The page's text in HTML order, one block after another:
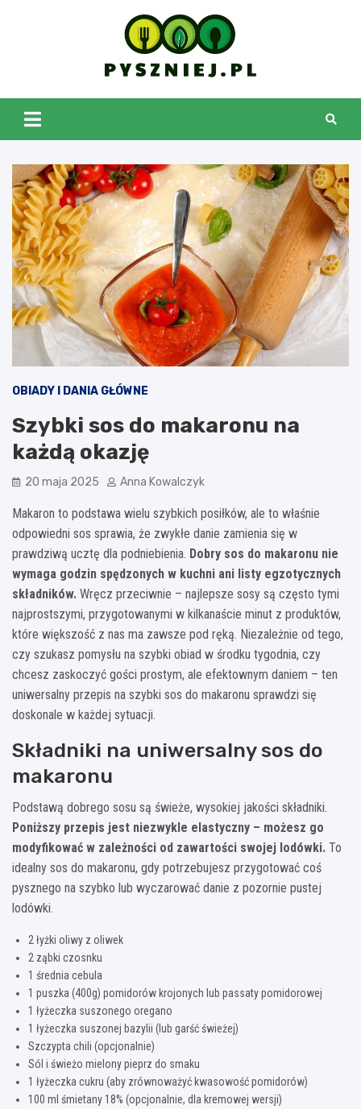
pyszniej.pl
OBIADY I DANIA GŁÓWNE
Szybki sos do makaronu na
każdą okazję
20 maja 2025 Anna Kowalczyk
Makaron to podstawa wielu szybkich posiłków, ale to właśnie
odpowiedni sos sprawia, że zwykłe danie zamienia się w
prawdziwą ucztę dla podniebienia. Dobry sos do makaronu nie
wymaga godzin spędzonych w kuchni ani listy egzotycznych
składników. Wręcz przeciwnie – najlepsze sosy są często tymi
najprostszymi, przygotowanymi w kilkanaście minut z produktów,
które większość z nas ma zawsze pod ręką. Niezależnie od tego,
czy szukasz pomysłu na szybki obiad w środku tygodnia, czy
chcesz zaskoczyć gości prostym, ale efektownym daniem – ten
uniwersalny przepis na szybki sos do makaronu sprawdzi się
doskonale w każdej sytuacji.
Składniki na uniwersalny sos do
makaronu
Podstawą dobrego sosu są świeże, wysokiej jakości składniki.
Poniższy przepis jest niezwykle elastyczny – możesz go
modyfikować w zależności od zawartości swojej lodówki. To
idealny sos do makaronu, gdy potrzebujesz przygotować coś
pysznego na szybko lub wyczarować danie z pozornie pustej
lodówki.
2 łyżki oliwy z oliwek
2 ząbki czosnku
1 średnia cebula
1 puszka (400g) pomidorów krojonych lub passaty pomidorowej
1 łyżeczka suszonego oregano
1 łyżeczka suszonej bazylii (lub garść świeżej)
Szczypta chili (opcjonalnie)
Sól i świeżo mielony pieprz do smaku
1 łyżeczka cukru (aby zrównoważyć kwasowość pomidorów)
100 ml śmietany 18% (opcjonalnie, dla kremowej wersji)